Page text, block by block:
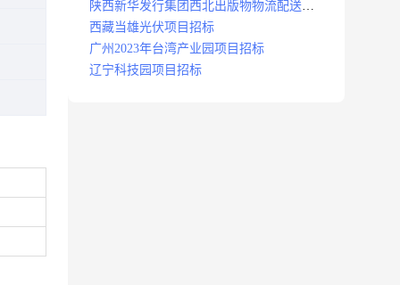
标
陕西新华发行集团西北出版物物流配送中
心项目招标
西藏当雄光伏项目招标
广州2023年台湾产业园项目招标
辽宁科技园项目招标